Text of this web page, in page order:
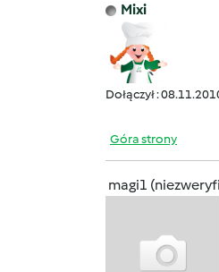
Mixi
Dołączył :
Góra strony
magi1